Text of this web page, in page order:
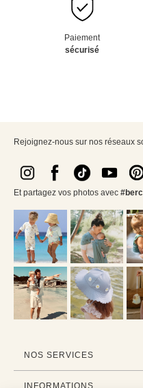
Paiement
sécurisé
Rejoignez-nous sur nos réseaux
Et partagez vos photos avec
NOS SERVICES
INFORMATIONS